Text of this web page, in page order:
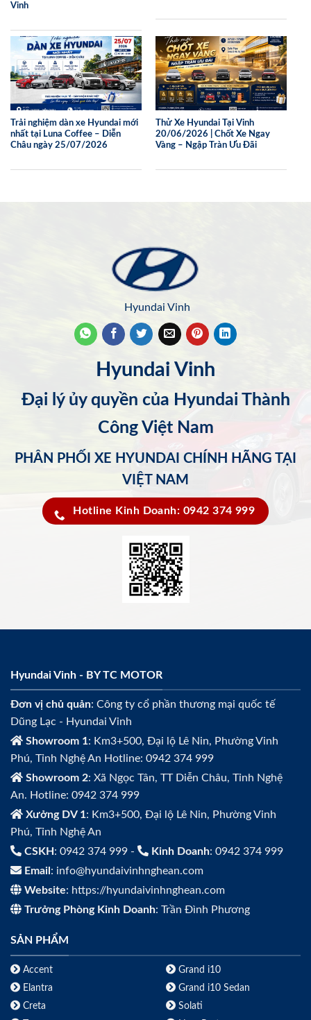
Vinh
Trải nghiệm dàn xe Hyundai mới
nhất tại Luna Coffee – Diễn
Châu ngày 25/07/2026
Thử Xe Hyundai Tại Vinh
20/06/2026 | Chốt Xe Ngay
Vàng – Ngập Tràn Ưu Đãi
Hyundai Vinh
Hyundai Vinh
Đại lý ủy quyền của Hyundai Thành
Công Việt Nam
PHÂN PHỐI XE HYUNDAI CHÍNH HÃNG TẠI
VIỆT NAM
Hotline Kinh Doanh: 0942 374 999
Hyundai Vinh - BY TC MOTOR
Đơn vị chủ quản: Công ty cổ phần thương mại quốc tế
Dũng Lạc - Hyundai Vinh
Showroom 1: Km3+500, Đại lộ Lê Nin, Phường Vinh
Phú, Tỉnh Nghệ An Hotline: 0942 374 999
Showroom 2: Xã Ngọc Tân, TT Diễn Châu, Tỉnh Nghệ
An. Hotline: 0942 374 999
Xưởng DV 1: Km3+500, Đại lộ Lê Nin, Phường Vinh
Phú, Tỉnh Nghệ An
CSKH : 0942 374 999 - Kinh Doanh: 0942 374 999
Email : info@hyundaivinhnghean.com
Website: https://hyundaivinhnghean.com
Trưởng Phòng Kinh Doanh: Trần Đình Phương
SẢN PHẨM
Accent
Elantra
Creta
Grand i10
Grand i10 Sedan
Solati